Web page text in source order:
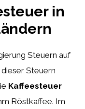
in
Steuern auf
Steuern
Kaffeesteuer
Röstkaffee. Im